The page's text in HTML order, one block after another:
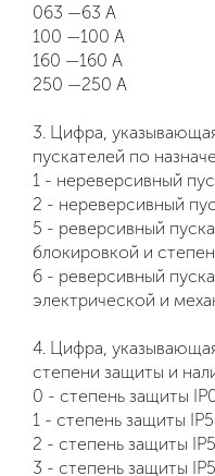
063 —63 А
100 —100 А
160 —160 А
250 —250 А
3. Цифра,
пускателей по
1 - нереверсивный
2 - нереверсивный
5 - реверсивный
блокировкой и
6 - реверсивный
электрической и
4. Цифра,
степени защиты и
0 - степень защиты
1 - степень защиты
2 - степень защиты
3 - степень защиты